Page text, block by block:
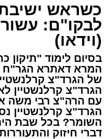
כשראש
לבקו"ם:
(וידאו)
בסיום לימוד "תיקון
המרא דאתרא הגר"ח
של הגרד"צ
הגרד"צ קרלנשטיין
עם הרה"צ רבי משה
הגרד"צ קרלנשטיין
השומר? בכל שבת
דברי חיזוק